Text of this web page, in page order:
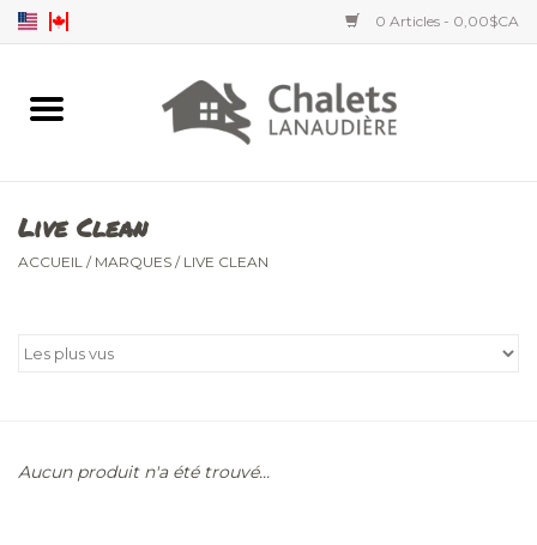
0 Articles - 0,00$CA
Accueil
Vêtements hommes
Live Clean
ACCUEIL / MARQUES / LIVE CLEAN
Aucun produit n'a été trouvé...